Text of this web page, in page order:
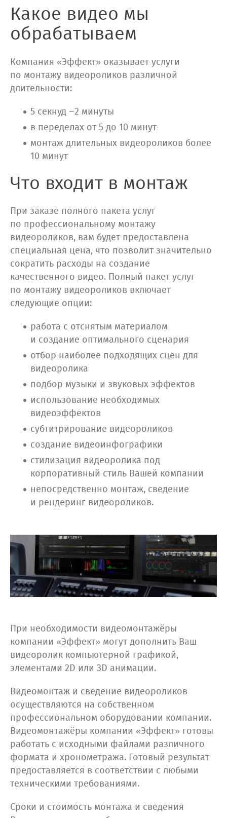
Какое видео мы
обрабатываем
Компания «Эффект» оказывает услуги
по монтажу видеороликов различной
длительности:
5 секнуд −2 минуты
в переделах от 5 до 10 минут
монтаж длительных видеороликов более
10 минут
Что входит в монтаж
При заказе полного пакета услуг
по профессиональному монтажу
видеороликов, вам будет предоставлена
специальная цена, что позволит значительно
сократить расходы на создание
качественного видео. Полный пакет услуг
по монтажу видеороликов включает
следующие опции:
работа с отснятым материалом
и создание оптимального сценария
отбор наиболее подходящих сцен для
видеоролика
подбор музыки и звуковых эффектов
использование необходимых
видеоэффектов
субтитрирование видеороликов
создание видеоинфографики
стилизация видеоролика под
корпоративный стиль Вашей компании
непосредственно монтаж, сведение
и рендеринг видеороликов.
При необходимости видеомонтажёры
компании «Эффект» могут дополнить Ваш
видеоролик компьютерной графикой,
элементами 2D или 3D анимации.
Видеомонтаж и сведение видеороликов
осуществляются на собственном
профессиональном оборудовании компании.
Видеомонтажёры компании «Эффект» готовы
работать с исходными файлами различного
формата и хронометража. Готовый результат
предоставляется в соответствии с любыми
техническими требованиями.
Сроки и стоимость монтажа и сведения